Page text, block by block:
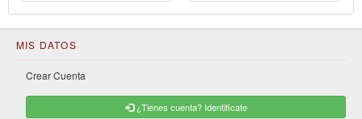
MIS DATOS
Crear Cuenta
¿Tienes cuenta? Identificate